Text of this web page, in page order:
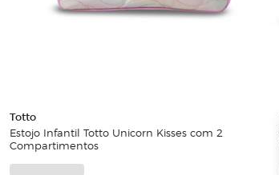
Totto
Estojo Infantil Totto Unicorn Kisses com 2
Compartimentos